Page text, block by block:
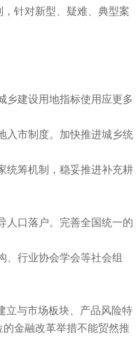
，针对新型、疑难、典型案
建设用地指标使用应更多
入市制度。加快推进城乡统
统筹机制，稳妥推进补充耕
人口落户。完善全国统一的
、行业协会学会等社会组
立与市场板块、产品风险特
的金融改革举措不能贸然推